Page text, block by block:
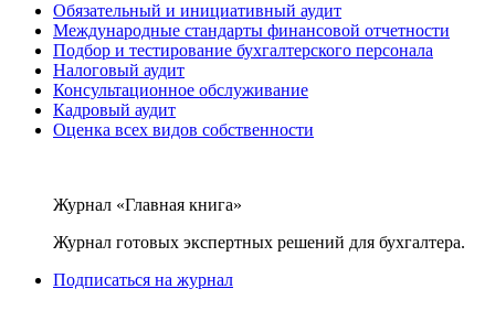
Обязательный и инициативный аудит
Международные стандарты финансовой отчетности
Подбор и тестирование бухгалтерского персонала
Налоговый аудит
Консультационное обслуживание
Кадровый аудит
Оценка всех видов собственности
Журнал «Главная книга»
Журнал готовых экспертных решений для бухгалтера.
Подписаться на журнал